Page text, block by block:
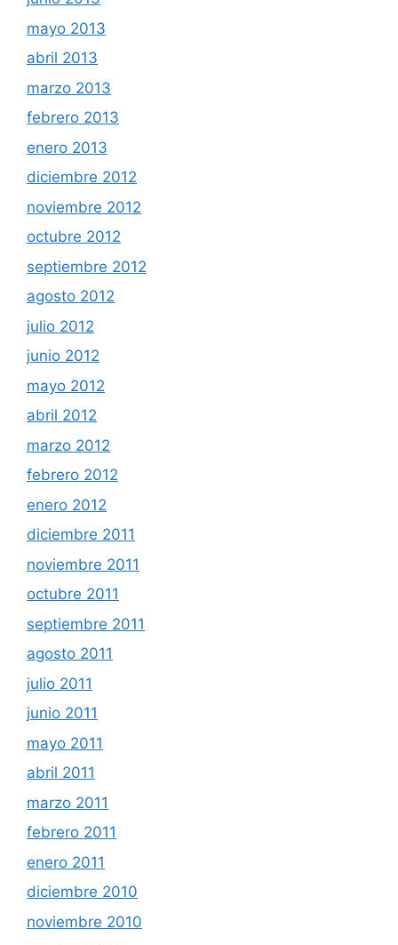
mayo 2013
abril 2013
marzo 2013
febrero 2013
enero 2013
diciembre 2012
noviembre 2012
octubre 2012
septiembre 2012
agosto 2012
julio 2012
junio 2012
mayo 2012
abril 2012
marzo 2012
febrero 2012
enero 2012
diciembre 2011
noviembre 2011
octubre 2011
septiembre 2011
agosto 2011
julio 2011
junio 2011
mayo 2011
abril 2011
marzo 2011
febrero 2011
enero 2011
diciembre 2010
noviembre 2010